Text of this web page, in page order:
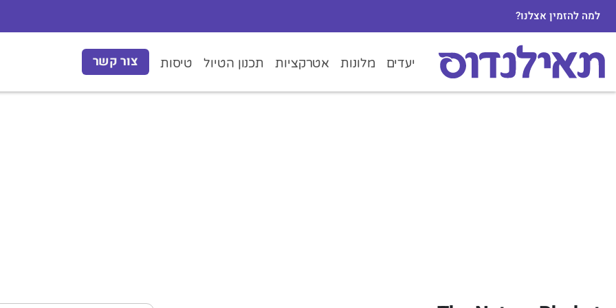
למה להזמין אצלנו?
יעדים מלונות אטרקציות תכנון הטיול טיסות צור קשר